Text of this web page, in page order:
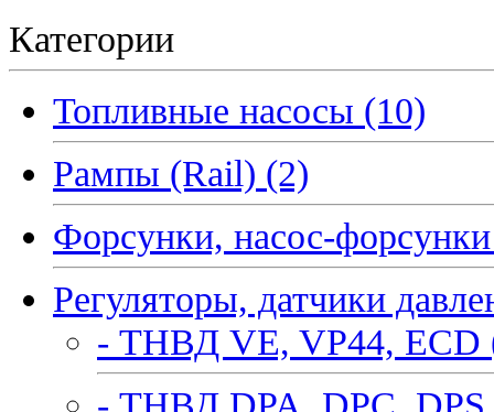
Категории
Топливные насосы (10)
Рампы (Rail) (2)
Форсунки, насос-
Регуляторы, датчики
- ТНВД VE, VP44, ECD